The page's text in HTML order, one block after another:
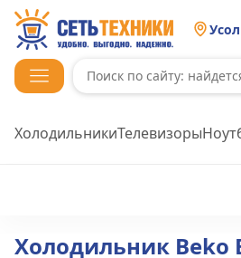
ХолодильникиТелевизоры
Холодильник Beko